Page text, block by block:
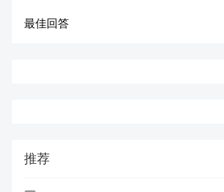
最佳回答
推荐